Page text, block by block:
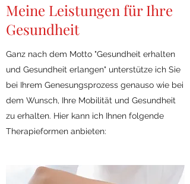
Meine Leistungen für Ihre
Gesundheit
Ganz nach dem Motto "Gesundheit erhalten
und Gesundheit erlangen" unterstütze ich Sie
bei Ihrem Genesungsprozess genauso wie bei
dem Wunsch, Ihre Mobilität und Gesundheit
zu erhalten. Hier kann ich Ihnen folgende
Therapieformen anbieten: